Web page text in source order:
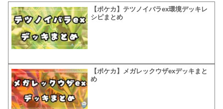
【ポケカ】テツノイバラex環境デッキレ
シピまとめ
【ポケカ】メガレックウザexデッキまと
め